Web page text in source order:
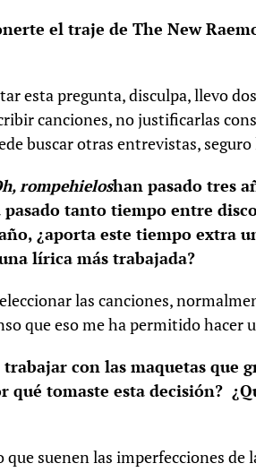
el traje de The New
esta pregunta, disculpa, llevo
canciones, no justificarlas
buscar otras entrevistas,
rompehieloshan pasado tres
tanto tiempo entre
¿aporta este tiempo extra
lírica más trabajada?
las canciones,
que eso me ha permitido hacer
con las maquetas que
qué tomaste esta decisión?
suenen las imperfecciones de